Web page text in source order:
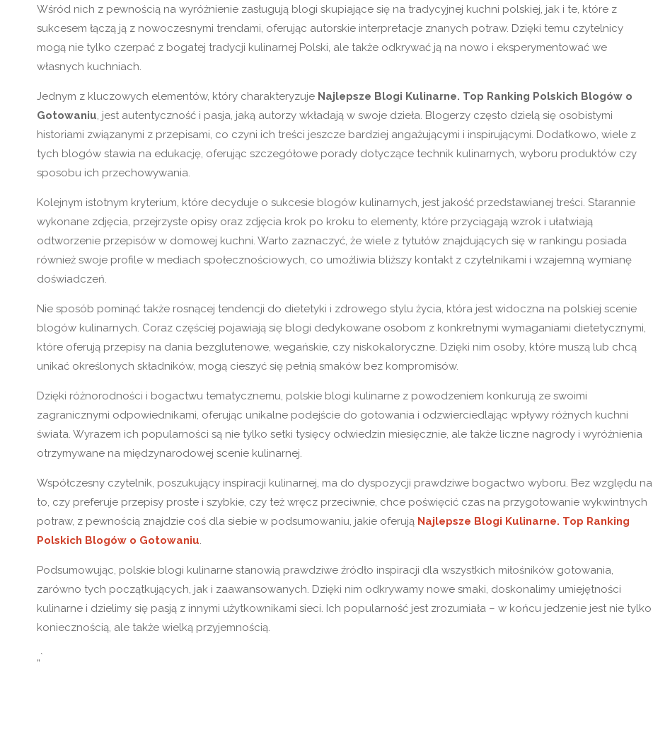
Wśród nich z pewnością na wyróżnienie zasługują blogi skupiające się na tradycyjnej kuchni polskiej, jak i te, które z
sukcesem łączą ją z nowoczesnymi trendami, oferując autorskie interpretacje znanych potraw. Dzięki temu czytelnicy
mogą nie tylko czerpać z bogatej tradycji kulinarnej Polski, ale także odkrywać ją na nowo i eksperymentować we
własnych kuchniach.
Jednym z kluczowych elementów, który charakteryzuje Najlepsze Blogi Kulinarne. Top Ranking Polskich Blogów o
Gotowaniu, jest autentyczność i pasja, jaką autorzy wkładają w swoje dzieła. Blogerzy często dzielą się osobistymi
historiami związanymi z przepisami, co czyni ich treści jeszcze bardziej angażującymi i inspirującymi. Dodatkowo, wiele z
tych blogów stawia na edukację, oferując szczegółowe porady dotyczące technik kulinarnych, wyboru produktów czy
sposobu ich przechowywania.
Kolejnym istotnym kryterium, które decyduje o sukcesie blogów kulinarnych, jest jakość przedstawianej treści. Starannie
wykonane zdjęcia, przejrzyste opisy oraz zdjęcia krok po kroku to elementy, które przyciągają wzrok i ułatwiają
odtworzenie przepisów w domowej kuchni. Warto zaznaczyć, że wiele z tytułów znajdujących się w rankingu posiada
również swoje profile w mediach społecznościowych, co umożliwia bliższy kontakt z czytelnikami i wzajemną wymianę
doświadczeń.
Nie sposób pominąć także rosnącej tendencji do dietetyki i zdrowego stylu życia, która jest widoczna na polskiej scenie
blogów kulinarnych. Coraz częściej pojawiają się blogi dedykowane osobom z konkretnymi wymaganiami dietetycznymi,
które oferują przepisy na dania bezglutenowe, wegańskie, czy niskokaloryczne. Dzięki nim osoby, które muszą lub chcą
unikać określonych składników, mogą cieszyć się pełnią smaków bez kompromisów.
Dzięki różnorodności i bogactwu tematycznemu, polskie blogi kulinarne z powodzeniem konkurują ze swoimi
zagranicznymi odpowiednikami, oferując unikalne podejście do gotowania i odzwierciedlając wpływy różnych kuchni
świata. Wyrazem ich popularności są nie tylko setki tysięcy odwiedzin miesięcznie, ale także liczne nagrody i wyróżnienia
otrzymywane na międzynarodowej scenie kulinarnej.
Współczesny czytelnik, poszukujący inspiracji kulinarnej, ma do dyspozycji prawdziwe bogactwo wyboru. Bez względu na
to, czy preferuje przepisy proste i szybkie, czy też wręcz przeciwnie, chce poświęcić czas na przygotowanie wykwintnych
potraw, z pewnością znajdzie coś dla siebie w podsumowaniu, jakie oferują Najlepsze Blogi Kulinarne. Top Ranking
Polskich Blogów o Gotowaniu.
Podsumowując, polskie blogi kulinarne stanowią prawdziwe źródło inspiracji dla wszystkich miłośników gotowania,
zarówno tych początkujących, jak i zaawansowanych. Dzięki nim odkrywamy nowe smaki, doskonalimy umiejętności
kulinarne i dzielimy się pasją z innymi użytkownikami sieci. Ich popularność jest zrozumiała – w końcu jedzenie jest nie tylko
koniecznością, ale także wielką przyjemnością.
„`